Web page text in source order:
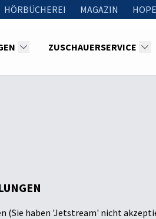
HÖRBÜCHEREI MAGAZIN
ZUSCHAUERSERVICE
(Sie haben 'Jetstream' nicht